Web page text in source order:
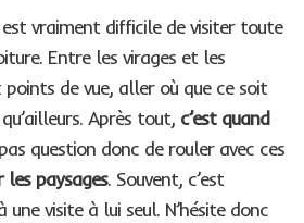
est vraiment difficile de visiter toute
Entre les virages et les
de vue, aller où que ce soit
Après tout, c’est quand
question donc de rouler avec ces
les paysages. Souvent, c’est
une visite à lui seul. N’hésite donc